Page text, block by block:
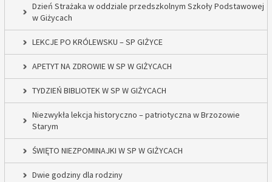
Dzień Strażaka w oddziale przedszkolnym Szkoły Podstawowej
w Giżycach
LEKCJE PO KRÓLEWSKU – SP GIŻYCE
APETYT NA ZDROWIE W SP W GIŻYCACH
TYDZIEŃ BIBLIOTEK W SP W GIŻYCACH
Niezwykła lekcja historyczno – patriotyczna w Brzozowie
Starym
ŚWIĘTO NIEZPOMINAJKI W SP W GIŻYCACH
Dwie godziny dla rodziny